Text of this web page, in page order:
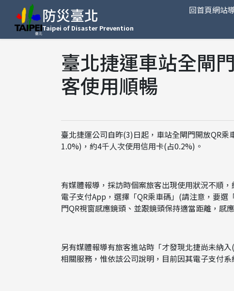
防災臺北
Taipei of Disaster Prevention
回首頁網站
臺北捷運車站全閘
客使用順暢
臺北捷運公司自昨(3)日起，車站全閘門開放QR
1.0%)，約4千人次使用信用卡(占0.2%)。
有媒體報導，採訪時個案旅客出現使用狀況不順
電子支付App，選擇「QR乘車碼」(請注意，要
門QR視窗感應鏡頭、並跟鏡頭保持適當距離，感
另有媒體報導有旅客進站時「才發現北捷尚未納
相關服務，惟依該公司說明，目前因其電子支付